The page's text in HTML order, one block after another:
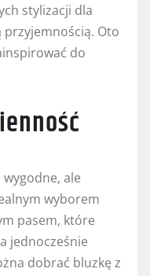
stylizacji dla
Oto
do
ale
wyborem
pasem, które
jednocześnie
dobrać bluzkę z